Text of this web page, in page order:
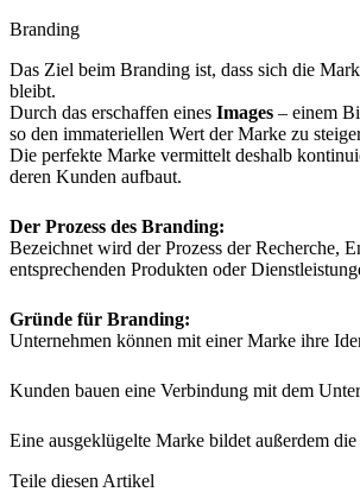
Branding
Das Ziel beim Branding ist, dass sich die
bleibt.
Durch das erschaffen eines Images – einem
so den immateriellen Wert der Marke zu
Die perfekte Marke vermittelt deshalb
deren Kunden aufbaut.
Der Prozess des Branding:
Bezeichnet wird der Prozess der Recherche,
entsprechenden Produkten oder
Gründe für Branding:
Unternehmen können mit einer Marke ihre
Kunden bauen eine Verbindung mit dem
Eine ausgeklügelte Marke bildet außerdem
Teile diesen Artikel